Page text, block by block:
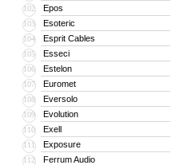
102 Epos
103 Esoteric
104 Esprit Cables
105 Esseci
106 Estelon
107 Euromet
108 Eversolo
109 Evolution
110 Exell
111 Exposure
112 Ferrum Audio